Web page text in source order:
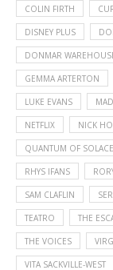
COLIN FIRTH
DISNEY PLUS
DONMAR
GEMMA ARTERTON
LUKE EVANS
NETFLIX NICK
QUANTUM OF SOLACE
RHYS IFANS
SAM CLAFLIN
TEATRO THE
THE VOICES
VITA SACKVILLE-WEST